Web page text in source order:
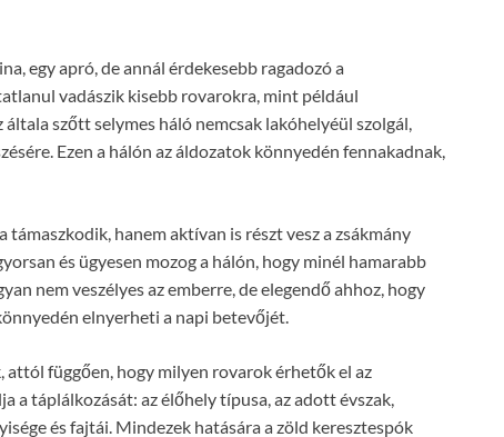
egy apró, de annál érdekesebb ragadozó a
vadászik kisebb rovarokra, mint például
szőtt selymes háló nemcsak lakóhelyéül szolgál,
Ezen a hálón az áldozatok könnyedén fennakadnak,
támaszkodik, hanem aktívan is részt vesz a zsákmány
és ügyesen mozog a hálón, hogy minél hamarabb
nem veszélyes az emberre, de elegendő ahhoz, hogy
elnyerheti a napi betevőjét.
függően, hogy milyen rovarok érhetők el az
a táplálkozását: az élőhely típusa, az adott évszak,
és fajtái. Mindezek hatására a zöld keresztespók